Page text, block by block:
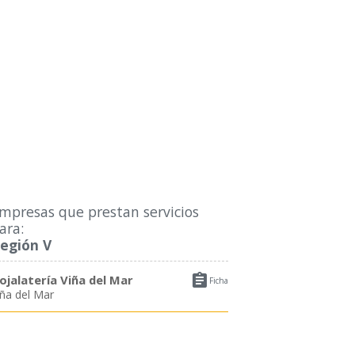
que prestan servicios
V
 Ficha
Viña del Mar
del Mar